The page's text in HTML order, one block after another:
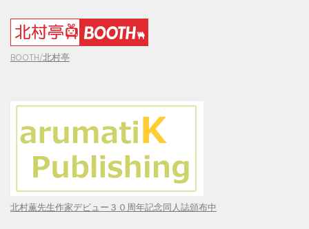
BOOTH/北村亭
北村薫先生作家デビュー３０周年記念同人誌頒布中